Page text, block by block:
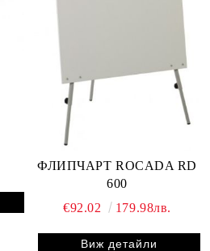
ФЛИПЧАРТ ROCADA RD
600
€92.02
179.98лв.
Виж детайли